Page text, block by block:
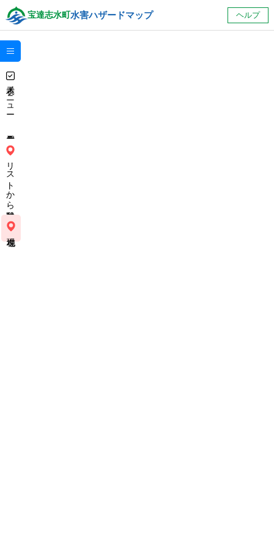
宝達志水町水害ハザードマップ ヘルプ
表示メニュー
リストから移動
+
–